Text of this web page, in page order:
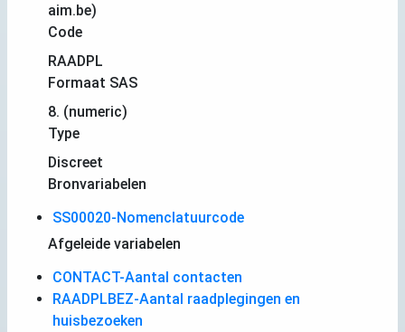
aim.be)
Code
RAADPL
Formaat SAS
8. (numeric)
Type
Discreet
Bronvariabelen
SS00020-Nomenclatuurcode
Afgeleide variabelen
CONTACT-Aantal contacten
RAADPLBEZ-Aantal raadplegingen en
huisbezoeken